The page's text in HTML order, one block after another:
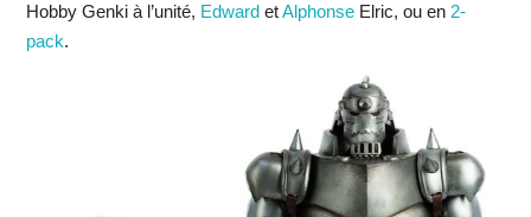
Hobby Genki à l’unité, EdwardetAlphonseElric, ou en 2-
pack.